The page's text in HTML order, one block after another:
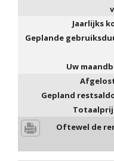
Jaarlijks
Geplande
Uw
Gepland
Oftewel de